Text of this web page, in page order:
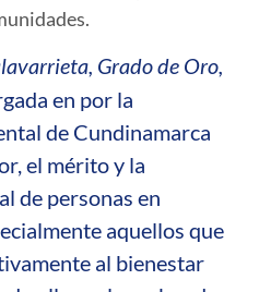
Grado de Oro,
en por la
de Cundinamarca
el mérito y la
de personas en
aquellos que
al bienestar